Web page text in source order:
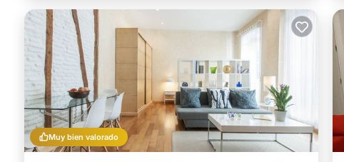
Muy bien valorado